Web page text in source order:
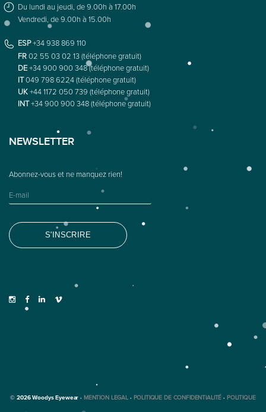
Du lundi au jeudi, de 9.00h à 17.00h
Vendredi, de 9.00h à 15.00h
ESP+34 938 869 110
FR02 55 03 02 13 (téléphone gratuit)
DE+34 900 900 348 (téléphone gratuit)
IT049 798 6224 (téléphone gratuit)
UK+44 1172 050 739 (téléphone gratuit)
INT+34 900 900 348 (téléphone gratuit)
NEWSLETTER
© 2026 Woodys Eyewear · MENTION LEGAL· POLITIQUE DE CONFIDENTIALITÉ · POLITIQUE